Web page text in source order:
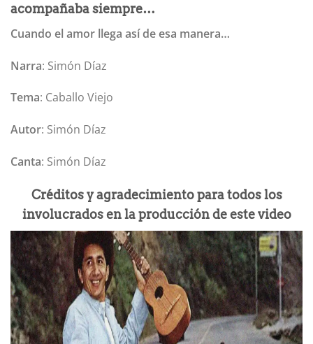
acompañaba siempre…
Cuando el amor llega así de esa manera…
Narra: Simón Díaz
Tema: Caballo Viejo
Autor: Simón Díaz
Canta: Simón Díaz
Créditos y agradecimiento para todos los
involucrados en la producción de este video